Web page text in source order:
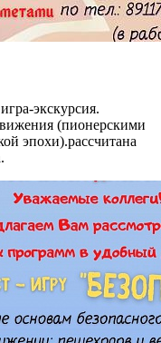
экскурсия.
(пионерскими
эпохи).рассчитана